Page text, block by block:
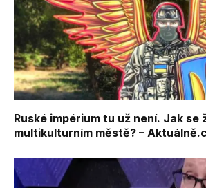
Ruské impérium tu už není. Jak se
multikulturním městě? –